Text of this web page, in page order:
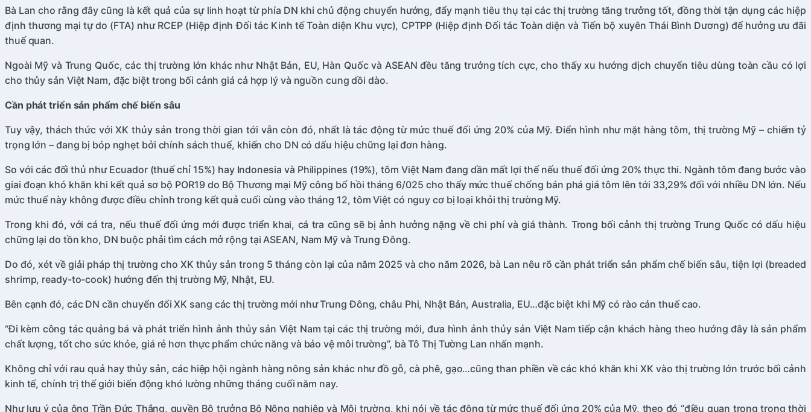
Bà Lan cho rằng đây cũng là kết quả của sự linh hoạt từ phía DN khi chủ động chuyển hướng, đẩy mạnh tiêu thụ tại các thị trường tăng trưởng tốt, đồng thời tận dụng các hiệp
định thương mại tự do (FTA) như RCEP (Hiệp định Đối tác Kinh tế Toàn diện Khu vực), CPTPP (Hiệp định Đối tác Toàn diện và Tiến bộ xuyên Thái Bình Dương) để hưởng ưu đãi
thuế quan.
Ngoài Mỹ và Trung Quốc, các thị trường lớn khác như Nhật Bản, EU, Hàn Quốc và ASEAN đều tăng trưởng tích cực, cho thấy xu hướng dịch chuyển tiêu dùng toàn cầu có lợi
cho thủy sản Việt Nam, đặc biệt trong bối cảnh giá cả hợp lý và nguồn cung dồi dào.
Cần phát triển sản phẩm chế biến sâu
Tuy vậy, thách thức với XK thủy sản trong thời gian tới vẫn còn đó, nhất là tác động từ mức thuế đối ứng 20% của Mỹ. Điển hình như mặt hàng tôm, thị trường Mỹ – chiếm tỷ
trọng lớn – đang bị bóp nghẹt bởi chính sách thuế, khiến cho DN có dấu hiệu chững lại đơn hàng.
So với các đối thủ như Ecuador (thuế chỉ 15%) hay Indonesia và Philippines (19%), tôm Việt Nam đang dần mất lợi thế nếu thuế đối ứng 20% thực thi. Ngành tôm đang bước vào
giai đoạn khó khăn khi kết quả sơ bộ POR19 do Bộ Thương mại Mỹ công bố hồi tháng 6/025 cho thấy mức thuế chống bán phá giá tôm lên tới 33,29% đối với nhiều DN lớn. Nếu
mức thuế này không được điều chỉnh trong kết quả cuối cùng vào tháng 12, tôm Việt có nguy cơ bị loại khỏi thị trường Mỹ.
Trong khi đó, với cá tra, nếu thuế đối ứng mới được triển khai, cá tra cũng sẽ bị ảnh hưởng nặng về chi phí và giá thành. Trong bối cảnh thị trường Trung Quốc có dấu hiệu
chững lại do tồn kho, DN buộc phải tìm cách mở rộng tại ASEAN, Nam Mỹ và Trung Đông.
Do đó, xét về giải pháp thị trường cho XK thủy sản trong 5 tháng còn lại của năm 2025 và cho năm 2026, bà Lan nêu rõ cần phát triển sản phẩm chế biến sâu, tiện lợi (breaded
shrimp, ready-to-cook) hướng đến thị trường Mỹ, Nhật, EU.
Bên cạnh đó, các DN cần chuyển đổi XK sang các thị trường mới như Trung Đông, châu Phi, Nhật Bản, Australia, EU…đặc biệt khi Mỹ có rào cản thuế cao.
“Đi kèm công tác quảng bá và phát triển hình ảnh thủy sản Việt Nam tại các thị trường mới, đưa hình ảnh thủy sản Việt Nam tiếp cận khách hàng theo hướng đây là sản phẩm
chất lượng, tốt cho sức khỏe, giá rẻ hơn thực phẩm chức năng và bảo vệ môi trường”, bà Tô Thị Tường Lan nhấn mạnh.
Không chỉ với rau quả hay thủy sản, các hiệp hội ngành hàng nông sản khác như đồ gỗ, cà phê, gạo…cũng than phiền về các khó khăn khi XK vào thị trường lớn trước bối cảnh
kinh tế, chính trị thế giới biến động khó lường những tháng cuối năm nay.
Như lưu ý của ông Trần Đức Thắng, quyền Bộ trưởng Bộ Nông nghiệp và Môi trường, khi nói về tác động từ mức thuế đối ứng 20% của Mỹ, theo đó “điều quan trọng trong thời